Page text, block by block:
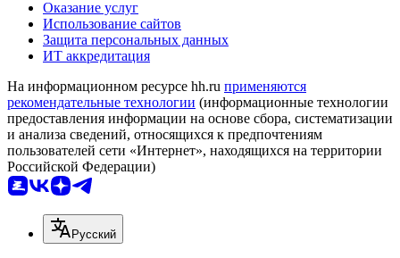
Оказание услуг
Использование сайтов
Защита персональных данных
ИТ аккредитация
На информационном ресурсе hh.ru применяются
рекомендательные технологии (информационные технологии
предоставления информации на основе сбора, систематизации
и анализа сведений, относящихся к предпочтениям
пользователей сети «Интернет», находящихся на территории
Российской Федерации)
Русский